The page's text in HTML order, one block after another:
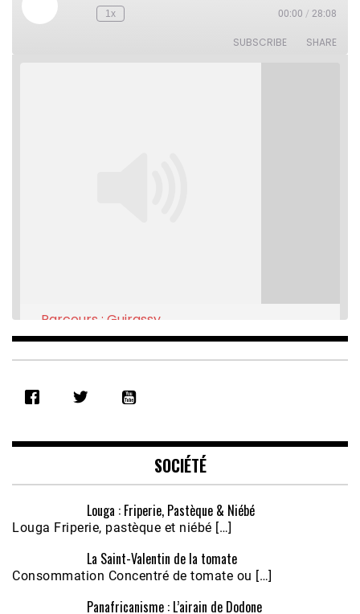
Play
Episode
Rewind
1x 00:00 / 28:08
SUBSCRIBE SHARE
RSS FEED
EMBED
Parcours : Guirassy
Feb 16, 2021 • 28:08
SOCIÉTÉ
Louga : Friperie, Pastèque & Niébé
Louga Friperie, pastèque et niébé […]
La Saint-Valentin de la tomate
Consommation Concentré de tomate ou […]
Panafricanisme : L’airain de Dodone